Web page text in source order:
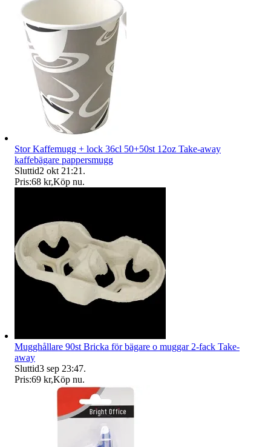
Stor Kaffemugg + lock 36cl 50+50st 12oz Take-away
kaffebägare pappersmugg
Sluttid2 okt 21:21 .
Pris:68 kr,Köp nu.
Mugghållare 90st Bricka för bägare o muggar 2-fack Take-
away
Sluttid3 sep 23:47.
Pris:69 kr,Köp nu.